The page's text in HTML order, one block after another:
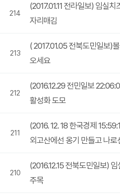
214
(2017.01.11 전라일보) 임실
자리매김
213
( 2017.01.05 전북도민일보)
오세요
212
(2016.12.29 전민일보
활성화 도모
211
(2016. 12. 18 한국경제
외고산에선 옹기 만들고 나
210
(2016.12.15 전북도민일보)
주목